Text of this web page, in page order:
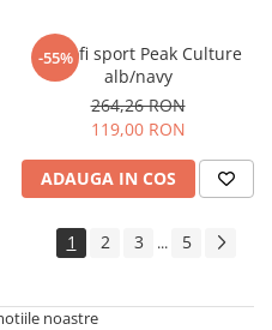
-55%
Pantofi sport Peak Culture
alb/navy
264,26 RON
119,00 RON
ADAUGA IN COS
1 2 3 ... 5
noastre